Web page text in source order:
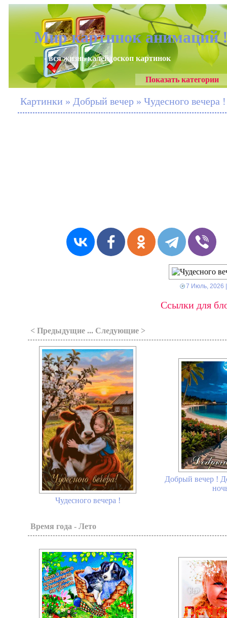
Мир картинок анимаций
- вся жизнь калейдоскоп картинок
Показать категории
Картинки » Добрый вечер » Чудесного вечера
7 Июль, 2026
Ссылки для
< Предыдущие ... Следующие >
Чудесного вечера !
Добрый вечер !
Время года - Лето